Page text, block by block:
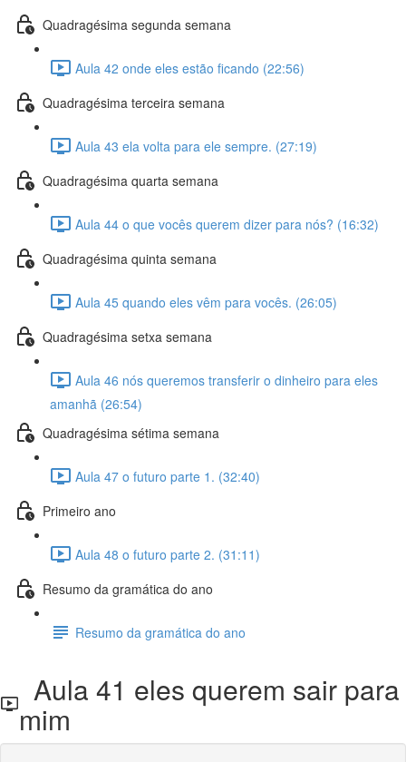
Quadragésima segunda semana
Aula 42 onde eles estão ficando (22:56)
Quadragésima terceira semana
Aula 43 ela volta para ele sempre. (27:19)
Quadragésima quarta semana
Aula 44 o que vocês querem dizer para nós? (16:32)
Quadragésima quinta semana
Aula 45 quando eles vêm para vocês. (26:05)
Quadragésima setxa semana
Aula 46 nós queremos transferir o dinheiro para eles
amanhã (26:54)
Quadragésima sétima semana
Aula 47 o futuro parte 1. (32:40)
Primeiro ano
Aula 48 o futuro parte 2. (31:11)
Resumo da gramática do ano
Resumo da gramática do ano
Aula 41 eles querem sair para
mim